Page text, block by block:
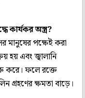
কার্যকর অস্ত্র?
মানুষের পক্ষেই করা
হয় এবং জ্বালানি
করে। ফলে রক্তে
গ্রহণের ক্ষমতা বাড়ে।